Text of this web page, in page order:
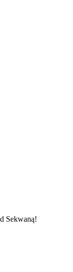
Sekwaną!